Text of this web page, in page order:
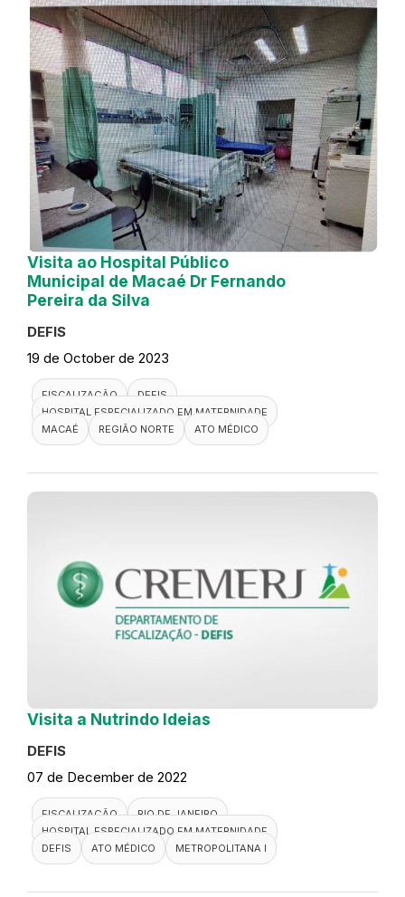
Visita ao Hospital Público
Municipal de Macaé Dr Fernando
Pereira da Silva
DEFIS
19 de October de 2023
FISCALIZAÇÃO
DEFIS
HOSPITAL ESPECIALIZADO EM MATERNIDADE
MACAÉ
REGIÃO NORTE ATO MÉDICO
Visita a Nutrindo Ideias
DEFIS
07 de December de 2022
FISCALIZAÇÃO
RIO DE JANEIRO
HOSPITAL ESPECIALIZADO EM MATERNIDADE
DEFIS
ATO MÉDICO METROPOLITANA I